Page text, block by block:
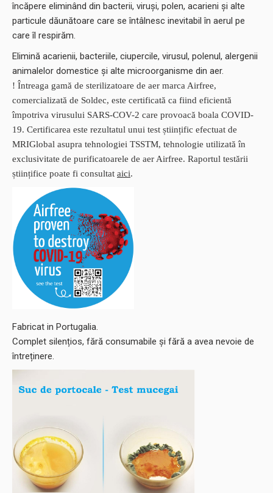
încăpere eliminând din bacterii, viruși, polen, acarieni și alte
particule dăunătoare care se întâlnesc inevitabil în aerul pe
care îl respirăm.
Elimină acarienii, bacteriile, ciupercile, virusul, polenul, alergenii
animalelor domestice și alte microorganisme din aer.
! Întreaga gamă de sterilizatoare de aer marca Airfree,
comercializată de Soldec, este certificată ca fiind eficientă
împotriva virusului SARS-COV-2 care provoacă boala COVID-
19. Certificarea este rezultatul unui test științific efectuat de
MRIGlobal asupra tehnologiei TSSTM, tehnologie utilizată în
exclusivitate de purificatoarele de aer Airfree. Raportul testării
științifice poate fi consultat aici.
Fabricat in Portugalia.
Complet silențios, fără consumabile și fără a avea nevoie de
întreținere.